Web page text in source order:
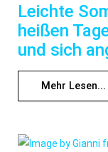
Leichte
heißen
und sich
Mehr Lesen...